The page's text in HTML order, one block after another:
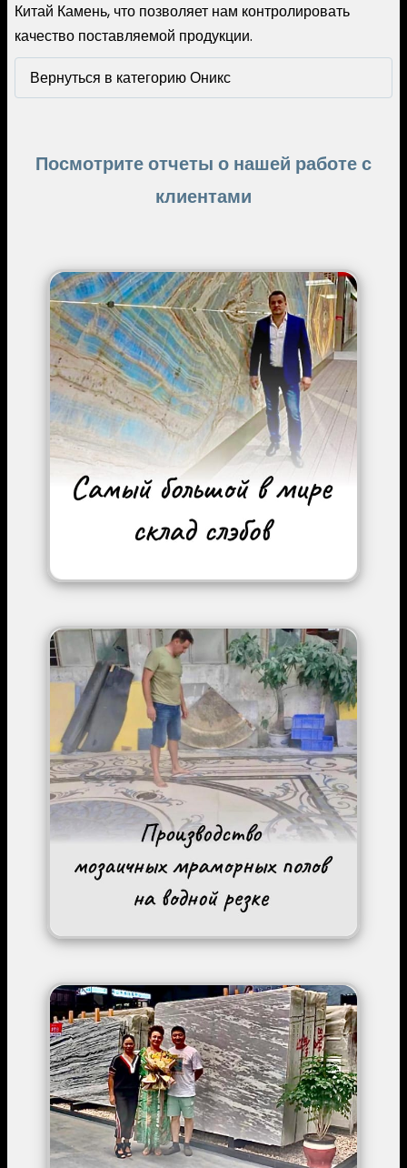
Китай Камень, что позволяет нам контролировать
качество поставляемой продукции.
Вернуться в категорию Оникс
Посмотрите отчеты о нашей работе с
клиентами
Image
Image
Image